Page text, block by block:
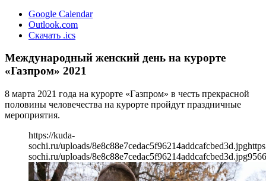
Google Calendar
Outlook.com
Скачать .ics
Международный женский день на курорте
«Газпром» 2021
8 марта 2021 года на курорте «Газпром» в честь прекрасной
половины человечества на курорте пройдут праздничные
мероприятия.
https://kuda-
sochi.ru/uploads/8e8c88e7cedac5f96214addcafcbed3d.jpg
sochi.ru/uploads/8e8c88e7cedac5f96214addcafcbed3d.jpg956